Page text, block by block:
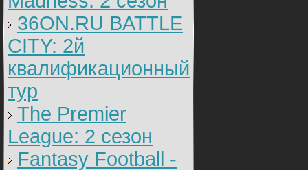
36ON.RU BATTLE
CITY: 2й
квалификационный
тур
The Premier
League: 2 cезон
Fantasy Football -